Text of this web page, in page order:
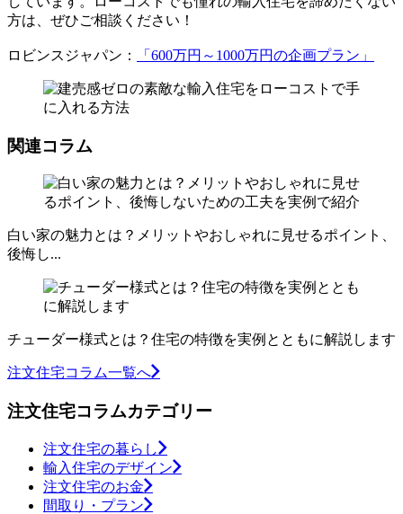
方は、ぜひご相談ください！
ロビンスジャパン： 「600万円～1000万円の企画プラン」
関連コラム
白い家の魅力とは？メリットやおしゃれに見せるポイント、
後悔し...
チューダー様式とは？住宅の特徴を実例とともに解説します
注文住宅コラム一覧へ
注文住宅コラムカテゴリー
注文住宅の暮らし
輸入住宅のデザイン
注文住宅のお金
間取り・プラン